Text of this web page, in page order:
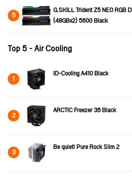
5
G.SKILL Trident Z5 NEO RGB
(48GBx2) 5600 Black
Top 5 - Air Cooling
1 ID-Cooling A410 Black
2 ARCTIC Freezer 36 Black
3 Be quiet! Pure Rock Slim 2